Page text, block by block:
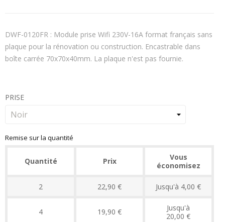
DWF-0120FR : Module prise Wifi 230V-16A format français sans
plaque pour la rénovation ou construction. Encastrable dans
boîte carrée 70x70x40mm. La plaque n'est pas fournie.
PRISE
Remise sur la quantité
Quantité Prix
Vous
économisez
2 22,90 € Jusqu'à 4,00 €
4 19,90 €
Jusqu'à
20,00 €